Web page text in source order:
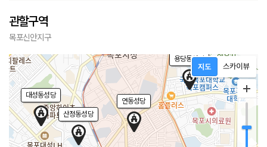
관할구역
목포신안지구
대성동성당
산정동성당
연동성당
용당동성당